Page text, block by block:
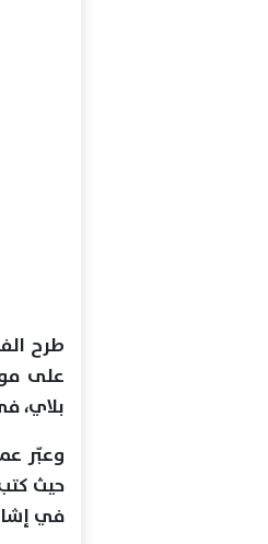
طرح
بلاي،
وعبّر
حيث
في